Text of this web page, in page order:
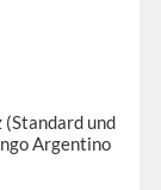
und
Argentino